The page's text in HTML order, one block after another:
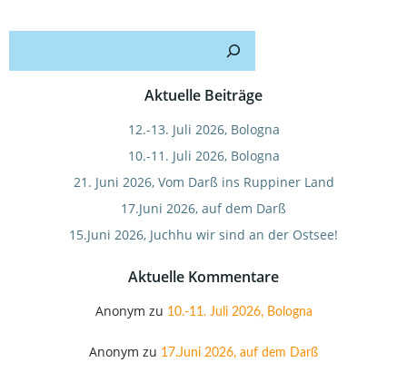
Aktuelle Beiträge
12.-13. Juli 2026, Bologna
10.-11. Juli 2026, Bologna
21. Juni 2026, Vom Darß ins Ruppiner Land
17.Juni 2026, auf dem Darß
15.Juni 2026, Juchhu wir sind an der Ostsee!
Aktuelle Kommentare
Anonym zu 10.-11. Juli 2026, Bologna
Anonym zu 17.Juni 2026, auf dem Darß